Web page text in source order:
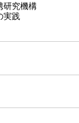
研究機構
実践